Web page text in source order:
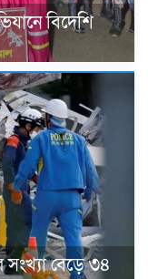
বিদেশি
সংখ্যা বেড়ে ৩৪